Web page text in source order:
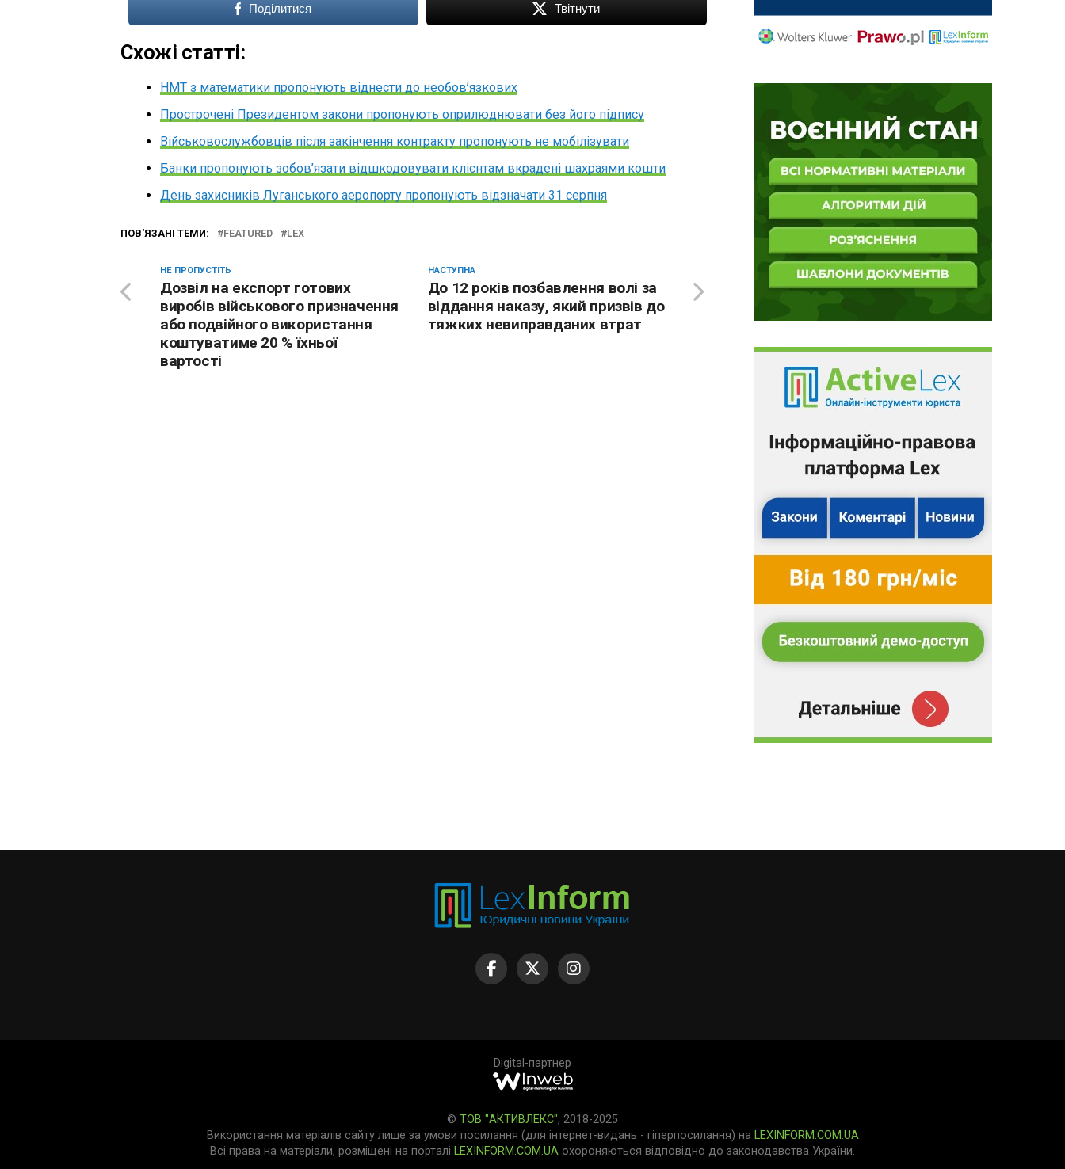
Поділитися Твітнути
Схожі статті:
НМТ з математики пропонують віднести до необов’язкових
Прострочені Президентом закони пропонують оприлюднювати без його підпису
Військовослужбовців після закінчення контракту пропонують не мобілізувати
Банки пропонують зобов’язати відшкодовувати клієнтам вкрадені шахраями кошти
День захисників Луганського аеропорту пропонують відзначати 31 серпня
ПОВ'ЯЗАНІ ТЕМИ: FEATURED LEX
НАСТУПНА
До 12 років позбавлення волі за
віддання наказу, який призвів до
тяжких невиправданих втрат
НЕ ПРОПУСТІТЬ
Дозвіл на експорт готових
виробів військового призначення
або подвійного використання
коштуватиме 20 % їхньої
вартості
Digital-партнер
© ТОВ "АКТИВЛЕКС", 2018-2025
Використання матеріалів сайту лише за умови посилання (для інтернет-видань - гіперпосилання) на LEXINFORM.COM.UA
Всі права на матеріали, розміщені на порталі LEXINFORM.COM.UA охороняються відповідно до законодавства України.